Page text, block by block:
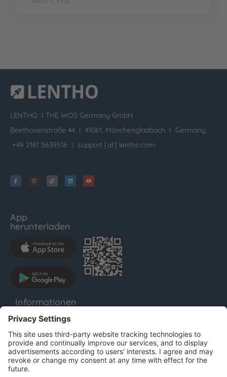
LENTHO I THE WOS Germany GmbH
Beethovenstraße 44 I 41061, Mönchengladbach I Germany
+49 2161 5639516 I support [at] lentho.com
App
herunterladen
Informationen
LENTHO
Impressum
Datenschutz
AGB